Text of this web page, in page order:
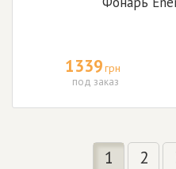
1339грн
под заказ
1 2